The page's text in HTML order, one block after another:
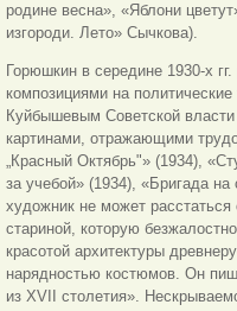
родине весна», «Яблони
изгороди. Лето» Сычкова).
Горюшкин в середине 1930-х
композициями на
Куйбышевым Советской
картинами, отражающими
„Красный Октябрь"» (1934),
за учебой» (1934), «Бригада
художник не может
стариной, которую
красотой архитектуры
нарядностью костюмов. Он
из XVII столетия».